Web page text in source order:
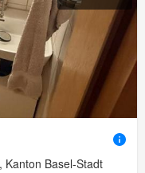
Kanton Basel-Stadt